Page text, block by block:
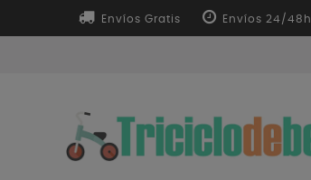
Envíos Gratis Envíos 24/48h